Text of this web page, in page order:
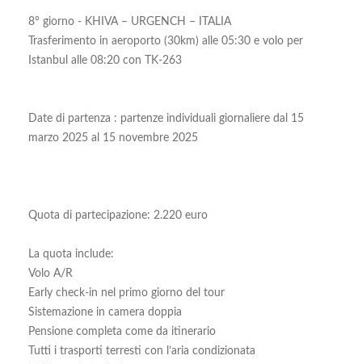
8° giorno - KHIVA – URGENCH – ITALIA
Trasferimento in aeroporto (30km) alle 05:30 e volo per
Istanbul alle 08:20 con TK-263
Date di partenza : partenze individuali giornaliere dal 15
marzo 2025 al 15 novembre 2025
Quota di partecipazione: 2.220 euro
La quota include:
Volo A/R
Early check-in nel primo giorno del tour
Sistemazione in camera doppia
Pensione completa come da itinerario
Tutti i trasporti terresti con l’aria condizionata